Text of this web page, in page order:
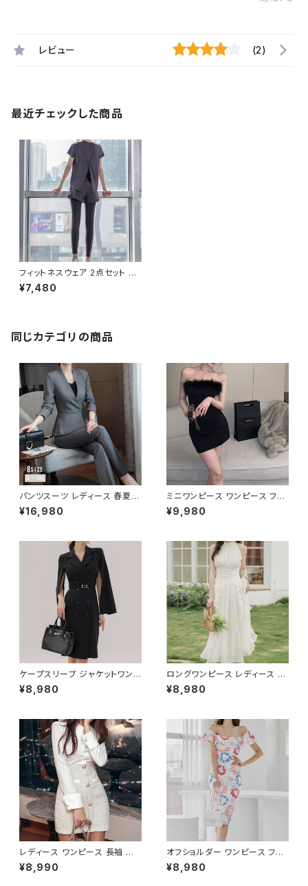
レビュー (2)
最近チェックした商品
フィットネスウェア 2点セット レ
ディース 春夏 秋冬 春 夏 秋 冬
ジムウェア ダンスウェア 部屋着
フィットネス ランニングパンツ
ジム ダンスパンツ ヨガパンツ ス
リーン ブラック トレーニングウ
ェア スポーツウェア ランニング
ウェア カジュアル OL 上品 大
人 S M L XL 2XL XXL 20代 3
0代 40代 50代 C-F0012
¥7,480
同じカテゴリの商品
パンツスーツ レディース 春夏
秋冬 春 夏 秋 冬 黒 紺 スーツ
上下セット 2点セット ジャケット
ビジネススーツ ロング パンツス
ーツ ロングパンツ ペプラム ノー
カラースーツ ペプラムジャケット
レディーススーツ 大きいサイズ
オフィス OL オフィスカジュアル
ビジネス 結婚式 パーティー お
呼ばれ ブラック ネイビー グレ
ー S M L XL 2XL 3XL 4XL 5
XL 10代 20代 30代 40代 C-
WAW1079
¥16,980
ミニワンピース ワンピース フェ
ザーデザイン タイトワンピース
チューブトップ レディース 春夏
ワンピドレス OL エレガント フ
ォーマル ブラック ボルドー ホワ
イト 大きいサイズ きれいめ ドレ
スワンピース お呼ばれ 韓国 フ
ァッション オフィスカジュアル 韓
国風 キャバドレス ナイトドレス
ナイトワンピ カジュアル 10代 2
0代 30代 40代 C-OSS0127
¥9,980
ケープスリーブ ジャケットワンピ
ース ベルト付き ワンピース レデ
ィース 長袖 襟付き タイト スー
ート 二次会 結婚式 春 夏 秋 冬
お呼ばれ ブラック ベージュ お
しゃれ 高見え 20代 30代 40代
フォーマル 体型カバー 人気 トレ
ンド C-OSS0136
¥8,980
ロングワンピース レディース シ
フォン フリル ハイネック ノース
リーブ フレア Aライン エレガン
秋 冬 お呼ばれ デート 食事会
フォーマル リゾート パーティー
人気 大人可愛い ホワイト C-O
¥8,980
レディース ワンピース 長袖 シャ
ツワンピース ツイード切替 ミニ
ワンピース 上品 フォーマル ホ
¥8,990
オフショルダー ワンピース フラ
ワー柄 タイトワンピース ドレス
花柄ワンピ 春夏 エレガント 大
¥8,980